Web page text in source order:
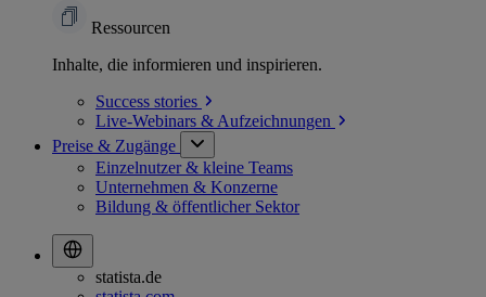
Ressourcen
Inhalte, die informieren und inspirieren.
Success stories
Live-Webinars & Aufzeichnungen
Preise & Zugänge
Einzelnutzer & kleine Teams
Unternehmen & Konzerne
Bildung & öffentlicher Sektor
statista.de